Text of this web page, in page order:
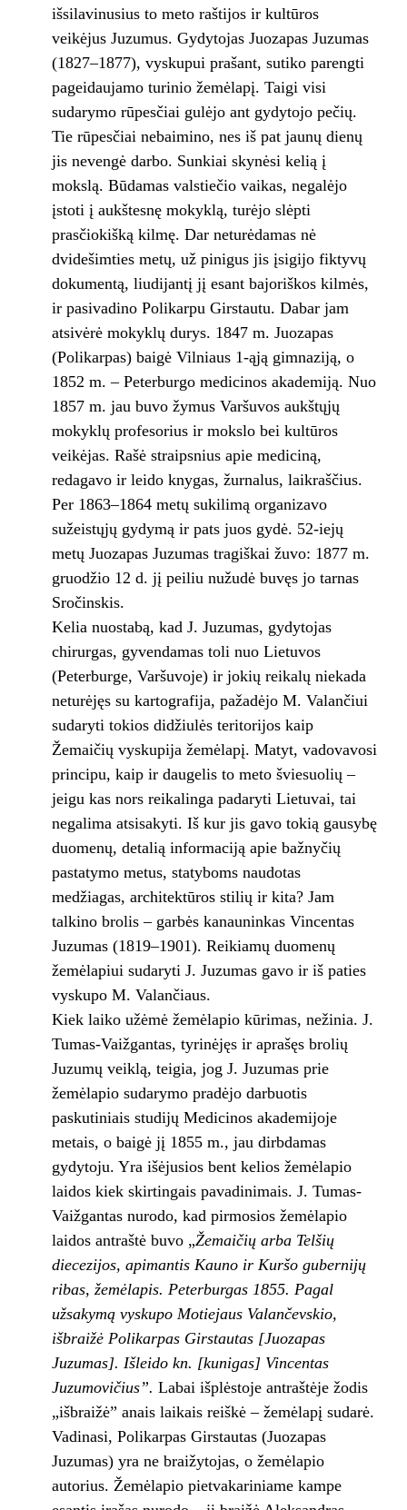
išsilavinusius to meto raštijos ir kultūros
veikėjus Juzumus. Gydytojas Juozapas Juzumas
(1827–1877), vyskupui prašant, sutiko parengti
pageidaujamo turinio žemėlapį. Taigi visi
sudarymo rūpesčiai gulėjo ant gydytojo pečių.
Tie rūpesčiai nebaimino, nes iš pat jaunų dienų
jis nevengė darbo. Sunkiai skynėsi kelią į
mokslą. Būdamas valstiečio vaikas, negalėjo
įstoti į aukštesnę mokyklą, turėjo slėpti
prasčiokišką kilmę. Dar neturėdamas nė
dvidešimties metų, už pinigus jis įsigijo fiktyvų
dokumentą, liudijantį jį esant bajoriškos kilmės,
ir pasivadino Polikarpu Girstautu. Dabar jam
atsivėrė mokyklų durys. 1847 m. Juozapas
(Polikarpas) baigė Vilniaus 1-ąją gimnaziją, o
1852 m. – Peterburgo medicinos akademiją. Nuo
1857 m. jau buvo žymus Varšuvos aukštųjų
mokyklų profesorius ir mokslo bei kultūros
veikėjas. Rašė straipsnius apie mediciną,
redagavo ir leido knygas, žurnalus, laikraščius.
Per 1863–1864 metų sukilimą organizavo
sužeistųjų gydymą ir pats juos gydė. 52-iejų
metų Juozapas Juzumas tragiškai žuvo: 1877 m.
gruodžio 12 d. jį peiliu nužudė buvęs jo tarnas
Sročinskis.
Kelia nuostabą, kad J. Juzumas, gydytojas
chirurgas, gyvendamas toli nuo Lietuvos
(Peterburge, Varšuvoje) ir jokių reikalų niekada
neturėjęs su kartografija, pažadėjo M. Valančiui
sudaryti tokios didžiulės teritorijos kaip
Žemaičių vyskupija žemėlapį. Matyt, vadovavosi
principu, kaip ir daugelis to meto šviesuolių –
jeigu kas nors reikalinga padaryti Lietuvai, tai
negalima atsisakyti. Iš kur jis gavo tokią gausybę
duomenų, detalią informaciją apie bažnyčių
pastatymo metus, statyboms naudotas
medžiagas, architektūros stilių ir kita? Jam
talkino brolis – garbės kanauninkas Vincentas
Juzumas (1819–1901). Reikiamų duomenų
žemėlapiui sudaryti J. Juzumas gavo ir iš paties
vyskupo M. Valančiaus.
Kiek laiko užėmė žemėlapio kūrimas, nežinia. J.
Tumas-Vaižgantas, tyrinėjęs ir aprašęs brolių
Juzumų veiklą, teigia, jog J. Juzumas prie
žemėlapio sudarymo pradėjo darbuotis
paskutiniais studijų Medicinos akademijoje
metais, o baigė jį 1855 m., jau dirbdamas
gydytoju. Yra išėjusios bent kelios žemėlapio
laidos kiek skirtingais pavadinimais. J. Tumas-
Vaižgantas nurodo, kad pirmosios žemėlapio
laidos antraštė buvo „Žemaičių arba Telšių
diecezijos, apimantis Kauno ir Kuršo gubernijų
ribas, žemėlapis. Peterburgas 1855. Pagal
užsakymą vyskupo Motiejaus Valančevskio,
išbraižė Polikarpas Girstautas [Juozapas
Juzumas]. Išleido kn. [kunigas] Vincentas
Juzumovičius”. Labai išplėstoje antraštėje žodis
„išbraižė” anais laikais reiškė – žemėlapį sudarė.
Vadinasi, Polikarpas Girstautas (Juozapas
Juzumas) yra ne braižytojas, o žemėlapio
autorius. Žemėlapio pietvakariniame kampe